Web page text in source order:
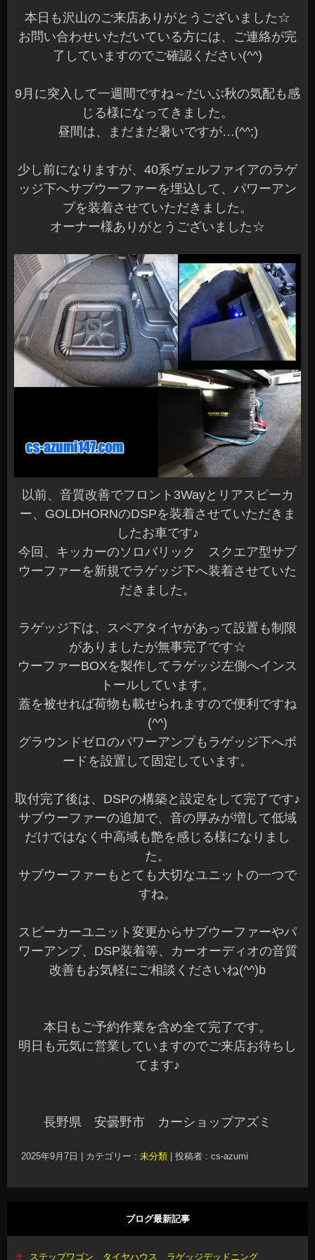
本日も沢山のご来店ありがとうございました☆
お問い合わせいただいている方には、ご連絡が完
了していますのでご確認ください(^^)
9月に突入して一週間ですね～だいぶ秋の気配も感
じる様になってきました。
昼間は、まだまだ暑いですが…(^^;)
少し前になりますが、40系ヴェルファイアのラゲ
ッジ下へサブウーファーを埋込して、パワーアン
プを装着させていただきました。
オーナー様ありがとうございました☆
以前、音質改善でフロント3Wayとリアスピーカ
ー、GOLDHORNのDSPを装着させていただきま
したお車です♪
今回、キッカーのソロバリック スクエア型サブ
ウーファーを新規でラゲッジ下へ装着させていた
だきました。
ラゲッジ下は、スペアタイヤがあって設置も制限
がありましたが無事完了です☆
ウーファーBOXを製作してラゲッジ左側へインス
トールしています。
蓋を被せれば荷物も載せられますので便利ですね
(^^)
グラウンドゼロのパワーアンプもラゲッジ下へボ
ードを設置して固定しています。
取付完了後は、DSPの構築と設定をして完了です♪
サブウーファーの追加で、音の厚みが増して低域
だけではなく中高域も艶を感じる様になりまし
た。
サブウーファーもとても大切なユニットの一つで
すね。
スピーカーユニット変更からサブウーファーやパ
ワーアンプ、DSP装着等、カーオーディオの音質
改善もお気軽にご相談くださいね(^^)b
本日もご予約作業を含め全て完了です。
明日も元気に営業していますのでご来店お待ちし
てます♪
長野県 安曇野市 カーショップアズミ
2025年9月7日 カテゴリー : 未分類 投稿者 : cs-azumi
ブログ最新記事
ステップワゴン タイヤハウス ラゲッジデッドニング